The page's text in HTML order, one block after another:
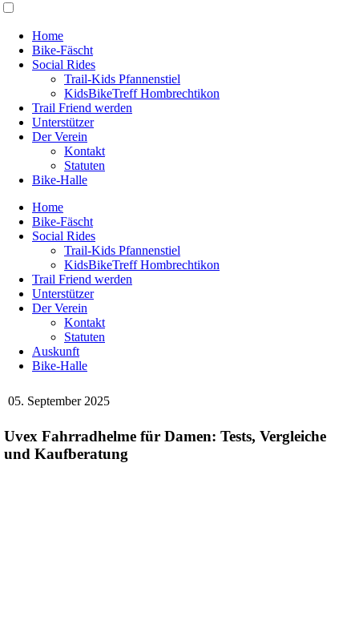
Home
Bike-Fäscht
Social Rides
Trail-Kids Pfannenstiel
KidsBikeTreff Hombrechtikon
Trail Friend werden
Unterstützer
Der Verein
Kontakt
Statuten
Bike-Halle
Home
Bike-Fäscht
Social Rides
Trail-Kids Pfannenstiel
KidsBikeTreff Hombrechtikon
Trail Friend werden
Unterstützer
Der Verein
Kontakt
Statuten
Auskunft
Bike-Halle
05. September 2025
Uvex Fahrradhelme für Damen: Tests, Vergleiche
und Kaufberatung